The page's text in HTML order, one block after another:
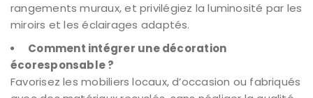
rangements muraux, et privilégiez la luminosité par les
miroirs et les éclairages adaptés.
Comment intégrer une décoration
écoresponsable ?
Favorisez les mobiliers locaux, d’occasion ou fabriqués